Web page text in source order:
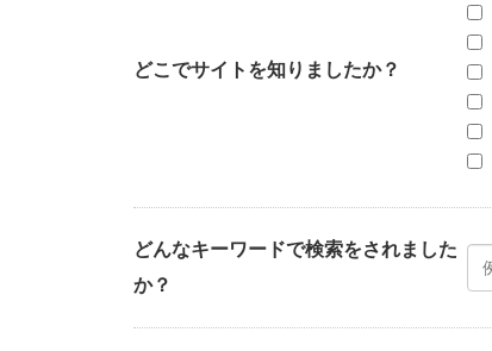
どこでサイトを知りましたか？
どんなキーワードで検索をされました
か？